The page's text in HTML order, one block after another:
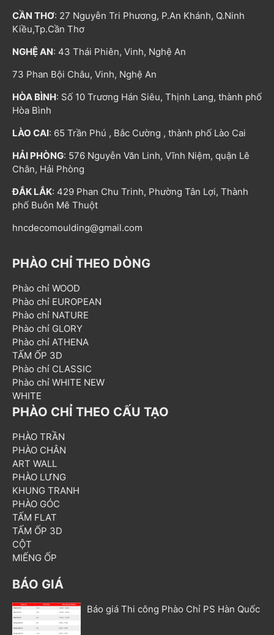
CẦN THƠ: 27 Nguyễn Tri Phương, P.An Khánh, Q.Ninh
Kiều,Tp.Cần Thơ
NGHỆ AN: 43 Thái Phiên, Vinh, Nghệ An
73 Phan Bội Châu, Vinh, Nghệ An
HÒA BÌNH: Số 10 Trương Hán Siêu, Thịnh Lang, thành phố
Hòa Bình
LÀO CAI: 65 Trần Phú , Bắc Cường , thành phố Lào Cai
HẢI PHÒNG: 576 Nguyễn Văn Linh, Vĩnh Niệm, quận Lê
Chân, Hải Phòng
ĐẮK LẮK: 429 Phan Chu Trinh, Phường Tân Lợi, Thành
phố Buôn Mê Thuột
hncdecomoulding@gmail.com
PHÀO CHỈ THEO DÒNG
Phào chỉ WOOD
Phào chỉ EUROPEAN
Phào chỉ NATURE
Phào chỉ GLORY
Phào chỉ ATHENA
TẤM ỐP 3D
Phào chỉ CLASSIC
Phào chỉ WHITE NEW
WHITE
PHÀO CHỈ THEO CẤU TẠO
PHÀO TRẦN
PHÀO CHÂN
ART WALL
PHÀO LƯNG
KHUNG TRANH
PHÀO GÓC
TẤM FLAT
TẤM ỐP 3D
CỘT
MIẾNG ỐP
BÁO GIÁ
Báo giá Thi công Phào Chỉ PS Hàn Quốc